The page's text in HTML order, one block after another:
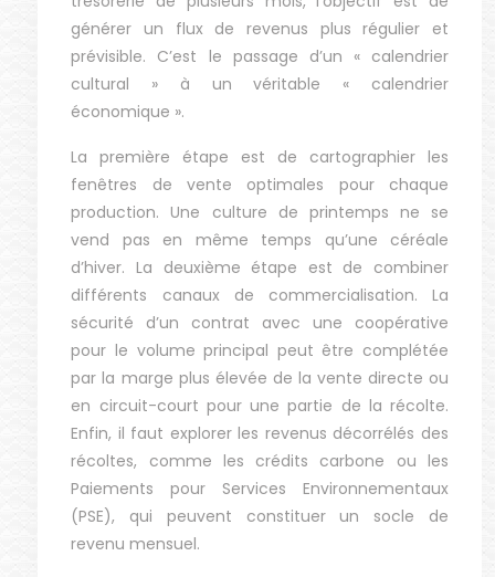
générer un flux de revenus plus régulier et
prévisible. C’est le passage d’un « calendrier
cultural » à un véritable « calendrier
économique ».
La première étape est de cartographier les
fenêtres de vente optimales pour chaque
production. Une culture de printemps ne se
vend pas en même temps qu’une céréale
d’hiver. La deuxième étape est de combiner
différents canaux de commercialisation. La
sécurité d’un contrat avec une coopérative
pour le volume principal peut être complétée
par la marge plus élevée de la vente directe ou
en circuit-court pour une partie de la récolte.
Enfin, il faut explorer les revenus décorrélés des
récoltes, comme les crédits carbone ou les
Paiements pour Services Environnementaux
(PSE), qui peuvent constituer un socle de
revenu mensuel.